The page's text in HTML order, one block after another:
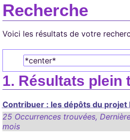
Recherche
Voici les résultats de votre
Résultats plein
Contribuer : les dépôts du projet
25 Occurrences trouvées,
mois